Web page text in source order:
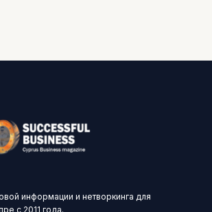
информации и нетворкинга для
с 2011 года.